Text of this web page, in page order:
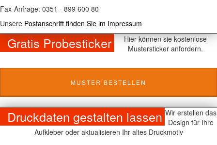
Fax-Anfrage: 0351 - 899 600 80
Unsere Postanschrift finden Sie im Impressum
Gratis Probesticker
Hier können sie kostenlose
Mustersticker anfordern.
MUSTER BESTELLEN
Druckdaten gestalten lassen Wir erstellen das
Design für Ihre
Aufkleber oder aktualisieren Ihr altes Druckmotiv